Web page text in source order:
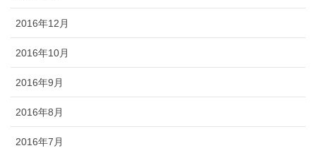
2016年12月
2016年10月
2016年9月
2016年8月
2016年7月